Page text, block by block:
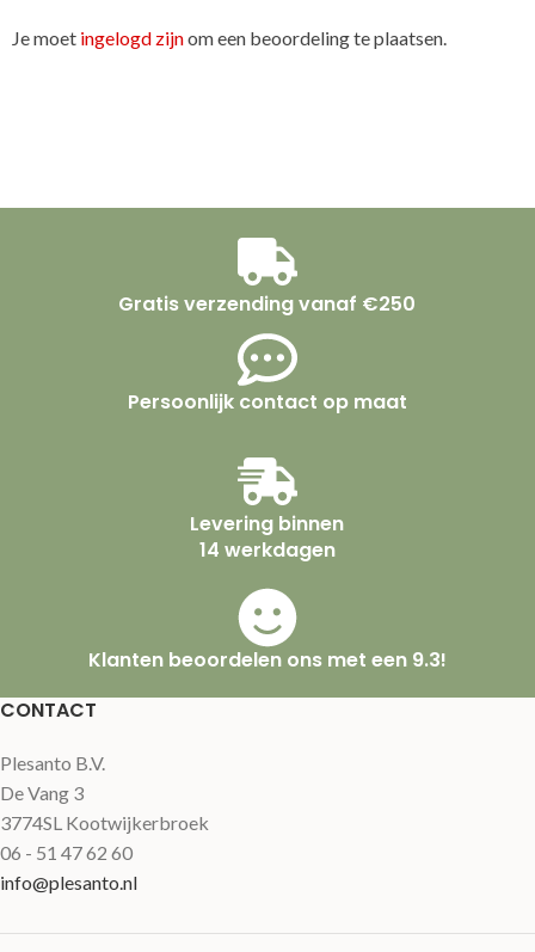
Je moet ingelogd zijnom een beoordeling te plaatsen.
Gratis verzending vanaf €250
Persoonlijk contact op maat
Levering binnen
14 werkdagen
Klanten beoordelen ons met een 9.3!
CONTACT
Plesanto B.V.
De Vang 3
3774SL Kootwijkerbroek
06 - 51 47 62 60
info@plesanto.nl